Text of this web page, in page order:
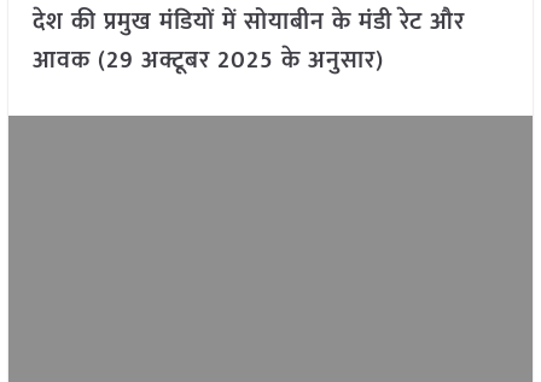
देश की प्रमुख मंडियों में सोयाबीन के मंडी रेट और
आवक (29 अक्टूबर 2025 के अनुसार)